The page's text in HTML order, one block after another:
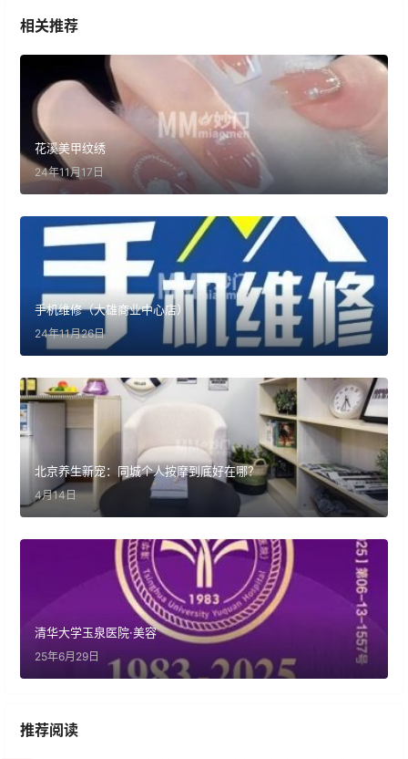
相关推荐
花溪美甲纹绣
24年11月17日
手机维修（大雄商业中心店）
24年11月26日
北京养生新宠：同城个人按摩到底好在哪？
4月14日
清华大学玉泉医院·美容
25年6月29日
推荐阅读